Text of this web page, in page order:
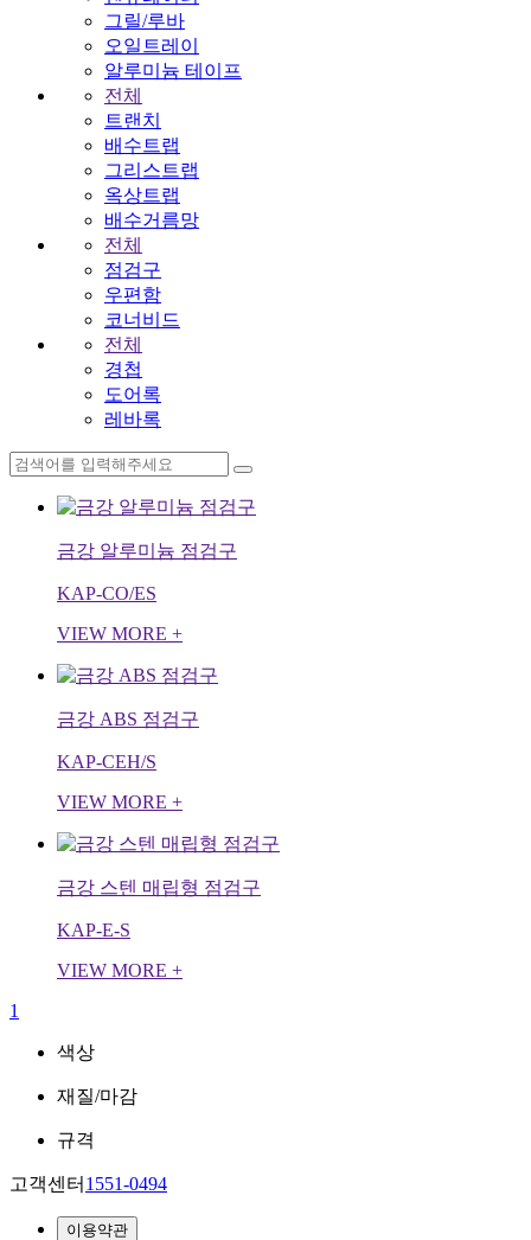
그릴/루바
오일트레이
알루미늄 테이프
전체
트랜치
배수트랩
그리스트랩
옥상트랩
배수거름망
전체
점검구
우편함
코너비드
전체
경첩
도어록
레바록
금강 알루미늄 점검구
KAP-CO/ES
VIEW MORE +
금강 ABS 점검구
KAP-CEH/S
VIEW MORE +
금강 스텐 매립형 점검구
KAP-E-S
VIEW MORE +
1
색상
재질/마감
규격
고객센터 1551-0494
이용약관